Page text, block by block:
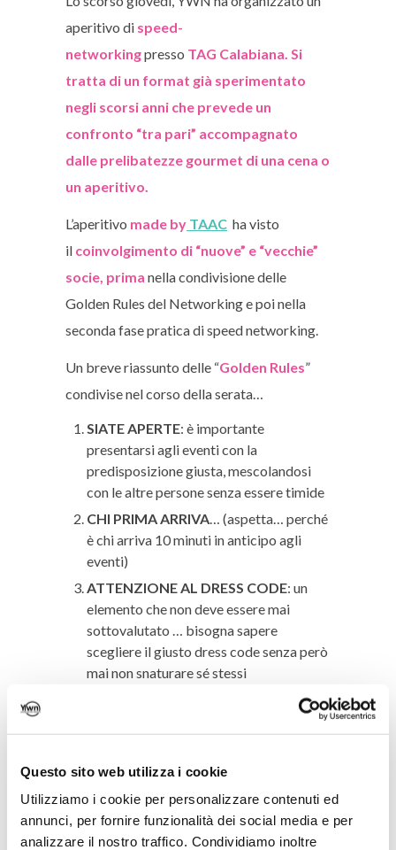
Questo sito web utilizza i cookie
Utilizziamo i cookie per personalizzare contenuti ed
annunci, per fornire funzionalità dei social media e per
analizzare il nostro traffico. Condividiamo inoltre
aperitivo di speed-
networkingpresso TAG Calabiana. Si
tratta di un format già sperimentato
negli scorsi anni che prevede un
confronto “tra pari” accompagnato
dalle prelibatezze gourmet di una cena o
un aperitivo.
L’aperitivo made by TAAC ha visto
il coinvolgimento di “nuove” e “vecchie”
socie, prima nella condivisione delle
Golden Rules del Networking e poi nella
seconda fase pratica di speed networking.
Un breve riassunto delle “Golden Rules”
condivise nel corso della serata…
SIATE APERTE: è importante
presentarsi agli eventi con la
predisposizione giusta, mescolandosi
con le altre persone senza essere timide
CHI PRIMA ARRIVA … (aspetta… perché
è chi arriva 10 minuti in anticipo agli
eventi)
ATTENZIONE AL DRESS CODE: un
elemento che non deve essere mai
sottovalutato … bisogna sapere
scegliere il giusto dress code senza però
mai non snaturare sé stessi
: prima di
definire il proprio obiettivo di
networking!